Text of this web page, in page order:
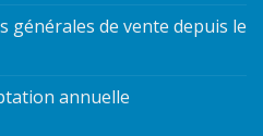
générales de vente depuis le
annuelle